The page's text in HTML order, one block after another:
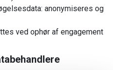
anonymiseres og
ved ophør af engagement